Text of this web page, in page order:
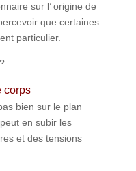
sur l’ origine de
que certaines
particulier.
corps
bien sur le plan
en subir les
et des tensions